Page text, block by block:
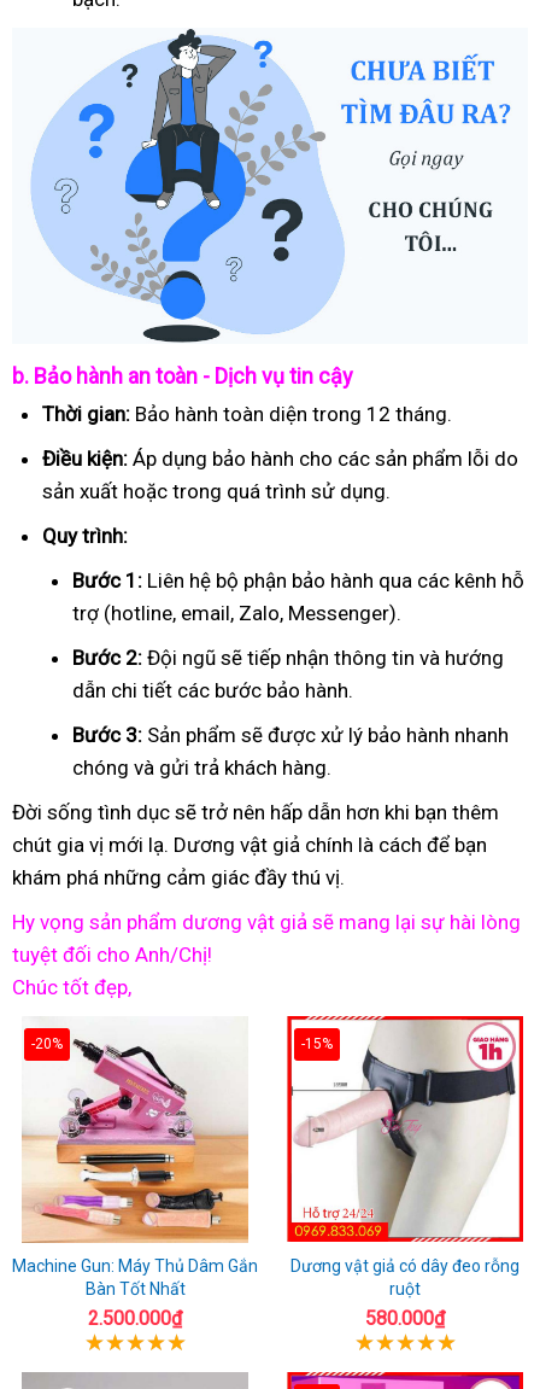
b. Bảo hành an toàn - Dịch vụ tin cậy
Thời gian: Bảo hành toàn diện trong 12 tháng.
Điều kiện: Áp dụng bảo hành cho các sản phẩm lỗi do
sản xuất hoặc trong quá trình sử dụng.
Quy trình:
Bước 1: Liên hệ bộ phận bảo hành qua các kênh hỗ
trợ (hotline, email, Zalo, Messenger).
Bước 2: Đội ngũ sẽ tiếp nhận thông tin và hướng
dẫn chi tiết các bước bảo hành.
Bước 3: Sản phẩm sẽ được xử lý bảo hành nhanh
chóng và gửi trả khách hàng.
Đời sống tình dục sẽ trở nên hấp dẫn hơn khi bạn thêm
chút gia vị mới lạ. Dương vật giả chính là cách để bạn
khám phá những cảm giác đầy thú vị.
Hy vọng sản phẩm dương vật giả sẽ mang lại sự hài lòng
tuyệt đối cho Anh/Chị!
Chúc tốt đẹp,
-20%
Machine Gun: Máy Thủ Dâm Gắn
Bàn Tốt Nhất
2.500.000₫
-15%
Dương vật giả có dây đeo rỗng
ruột
580.000₫